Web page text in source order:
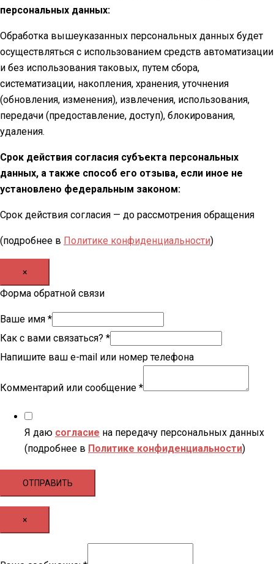
персональных данных:
Обработка вышеуказанных персональных данных будет
осуществляться с использованием средств автоматизации
и без использования таковых, путем сбора,
систематизации, накопления, хранения, уточнения
(обновления, изменения), извлечения, использования,
передачи (предоставление, доступ), блокирования,
удаления.
Срок действия согласия субъекта персональных
данных, а также способ его отзыва, если иное не
установлено федеральным законом:
Срок действия согласия — до рассмотрения обращения
(подробнее в Политике конфиденциальности)
×
Форма обратной связи
Ваше имя *
Как с вами связаться? *
Напишите ваш e-mail или номер телефона
Комментарий или сообщение *
Я даю согласие на передачу персональных данных
(подробнее в Политике конфиденциальности)
ОТПРАВИТЬ
×